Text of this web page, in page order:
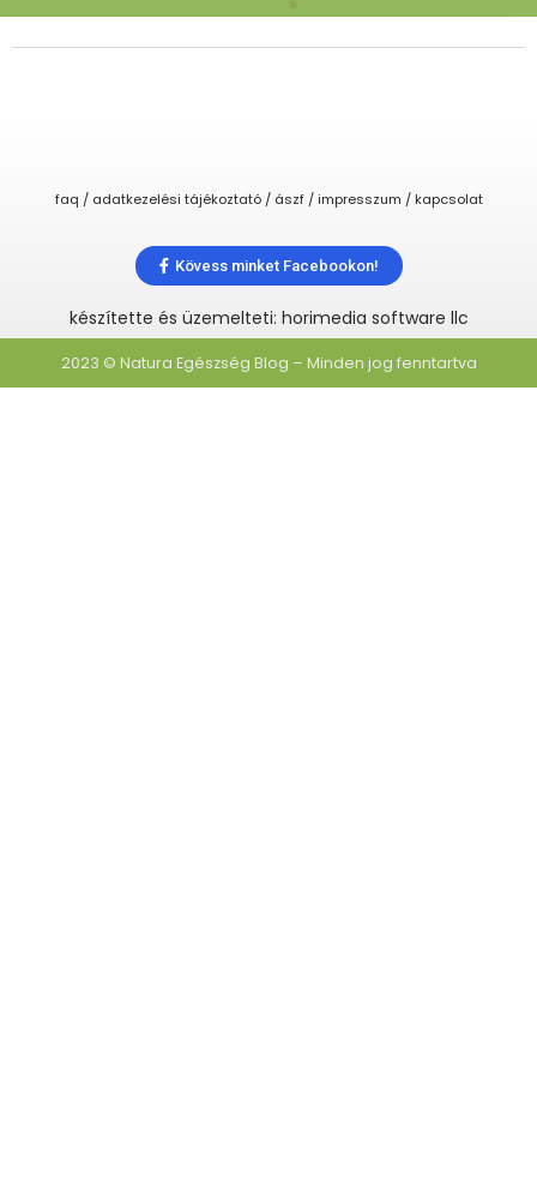
faq / adatkezelési tájékoztató / ászf / impresszum / kapcsolat
Kövess minket Facebookon!
készítette és üzemelteti: horimedia software llc
2023 © Natura Egészség Blog – Minden jog fenntartva